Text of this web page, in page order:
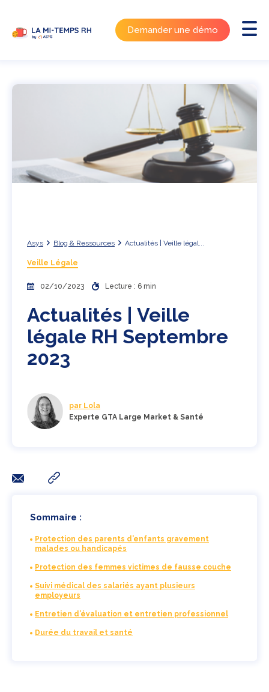
Demander une démo
Asys Blog & Ressources Actualités | Veille légal...
Veille Légale
02/10/2023 Lecture : 6 min
Actualités | Veille
légale RH Septembre
2023
par Lola
Experte GTA Large Market & Santé
Sommaire :
Protection des parents d’enfants gravement
malades ou handicapés
Protection des femmes victimes de fausse couche
Suivi médical des salariés ayant plusieurs
employeurs
Entretien d’évaluation et entretien professionnel
Durée du travail et santé